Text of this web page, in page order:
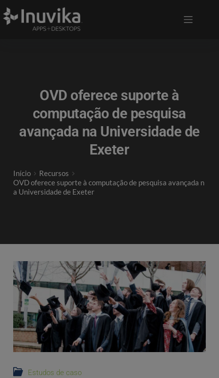
OVD oferece suporte à
computação de pesquisa
avançada na Universidade de
Exeter
Início
Recursos
OVD oferece suporte à computação de pesquisa avançada n
a Universidade de Exeter
Estudos de caso